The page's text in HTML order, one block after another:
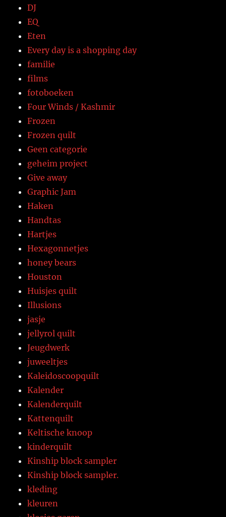
DJ
EQ
Eten
Every day is a shopping day
familie
films
fotoboeken
Four Winds / Kashmir
Frozen
Frozen quilt
Geen categorie
geheim project
Give away
Graphic Jam
Haken
Handtas
Hartjes
Hexagonnetjes
honey bears
Houston
Huisjes quilt
Illusions
jasje
jellyrol quilt
Jeugdwerk
juweeltjes
Kaleidoscoopquilt
Kalender
Kalenderquilt
Kattenquilt
Keltische knoop
kinderquilt
Kinship block sampler
Kinship block sampler.
kleding
kleuren